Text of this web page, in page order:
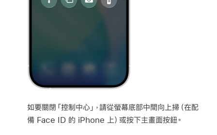
如要關閉「控制中心」，請從螢幕底部中間向上掃（在配
備 Face ID 的 iPhone 上）或按下主畫面按鈕。